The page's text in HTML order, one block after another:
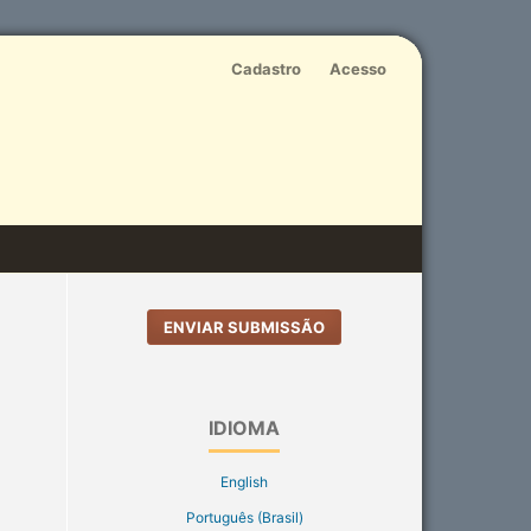
Cadastro Acesso
ENVIAR SUBMISSÃO
IDIOMA
English
Português (Brasil)